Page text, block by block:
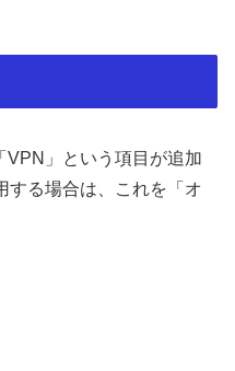
VPN」という項目が追加
する場合は、これを「オ